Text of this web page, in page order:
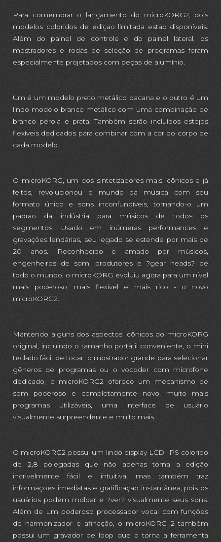
Para comemorar o lançamento do microKORG2, dois
modelos coloridos de edição limitada estão disponíveis.
Além do painel de controle e do painel lateral, os
mostradores e rodas de seleção de programas foram
especialmente projetados com peças de alumínio.
Um é um modelo preto metálico bacana e o outro é um
lindo modelo branco metálico com uma combinação de
branco pérola e prata. Também serão incluídos estojos
flexíveis dedicados para combinar com a cor do corpo de
cada modelo.
O microKORG, um dos sintetizadores mais icônicos e já
feitos, revolucionou o mundo da música com seu
formato único e sons inconfundíveis, tornando-o um
padrão da indústria para músicos de todos os
segmentos. Usado em inúmeras performances e
gravações lendárias, seu legado se estende por mais de
20 anos. Reconhecido e amado por músicos,
engenheiros de som, produtores e ?gear heads? de
todo o mundo, o microKORG evoluiu agora para um nível
mais poderoso, mais flexível e mais rico - o novo
microKORG2.
Mantendo alguns dos aspectos icônicos do microKORG
original, incluindo o tamanho portátil conveniente, o mini
teclado fácil de tocar, o mostrador grande para selecionar
gêneros de programas ou o vocoder com microfone
dedicado, o microKORG2 oferece um mecanismo de
som poderoso e completamente novo, muito mais
programas utilizáveis, uma interface de usuário
visualmente surpreendente e muito mais.
O microKORG2 possui um lindo display LCD IPS colorido
de 2,8 polegadas que não apenas torna a edição
incrivelmente fácil e intuitiva, mas também traz
informações imediatas e gratificação instantânea, pois os
usuários podem moldar e ?ver? visualmente seus sons.
Além de um poderoso processador vocal com funções
de harmonizador e afinação, o microKORG 2 também
possui um gravador de loop que o torna a ferramenta